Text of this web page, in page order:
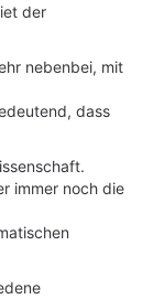
der
nebenbei, mit
dass
immer noch die